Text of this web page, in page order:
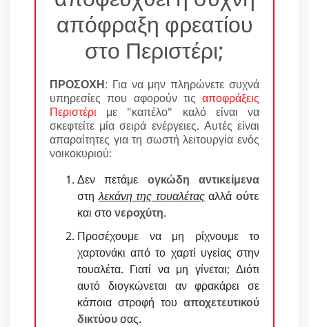
απόφραξη φρεατίου
στο Περιστέρι;
ΠΡΟΣΟΧΗ: Για να μην πληρώνετε συχνά
υπηρεσίες που αφορούν τις αποφράξεις
Περιστέρι με "καπέλο" καλό είναι να
σκεφτείτε μία σειρά ενέργειες. Αυτές είναι
απαραίτητες για τη σωστή λειτουργία ενός
νοικοκυριού:
Δεν πετάμε ογκώδη αντικείμενα
στηλεκάνη της τουαλέταςαλλάούτε
και στονεροχύτη.
Προσέχουμε να μη ρίχνουμε το
χαρτονάκι από το χαρτί υγείας στην
τουαλέτα. Γιατί να μη γίνεται; Διότι
αυτό διογκώνεται αν φρακάρει σε
κάποια στροφή του αποχετευτικού
δικτύουσας.